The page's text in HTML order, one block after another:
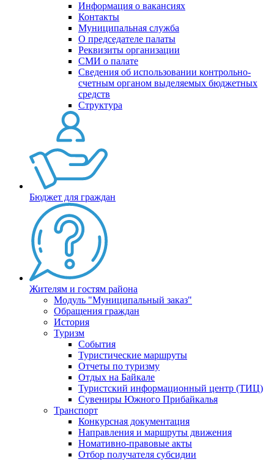
Информация о вакансиях
Контакты
Муниципальная служба
О председателе палаты
Реквизиты организации
СМИ о палате
Сведения об использовании контрольно-
счетным органом выделяемых бюджетных
средств
Структура
Бюджет для граждан
Жителям и гостям района
Модуль "Муниципальный заказ"
Обращения граждан
История
Туризм
События
Туристические маршруты
Отчеты по туризму
Отдых на Байкале
Туристский информационный центр (ТИЦ)
Сувениры Южного Прибайкалья
Транспорт
Конкурсная документация
Направления и маршруты движения
Номативно-правовые акты
Отбор получателя субсидии